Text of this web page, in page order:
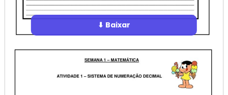
⬇ Baixar